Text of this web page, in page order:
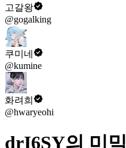
고갈왕
@gogalking
쿠미네
@kumine
화려희
@hwaryeohi
drI6SY의 미밐